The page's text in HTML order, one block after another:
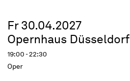
Fr 30.04.2027
Opernhaus Düsseldorf
19:00 - 22:30
Oper